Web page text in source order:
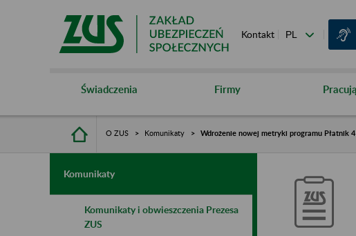
Kontakt
Świadczenia Firmy
O ZUS Komunikaty Wdrożenie nowej metryki programu Płatnik 4
Komunikaty
Komunikaty i obwieszczenia Prezesa
ZUS